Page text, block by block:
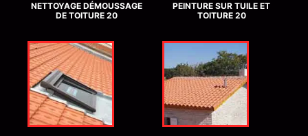
NETTOYAGE DÉMOUSSAGE
DE TOITURE 20
PEINTURE SUR TUILE ET
TOITURE 20